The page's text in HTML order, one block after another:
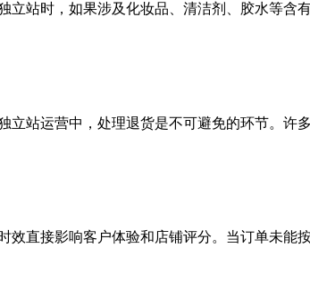
立站时，如果涉及化妆品、清洁剂、胶水等含
立站运营中，处理退货是不可避免的环节。许
效直接影响客户体验和店铺评分。当订单未能